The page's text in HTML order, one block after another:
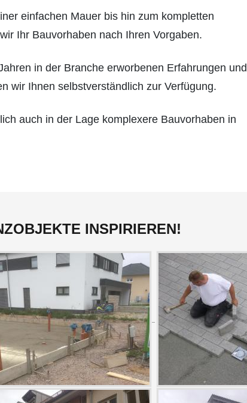
einfachen Mauer bis hin zum kompletten
Ihr Bauvorhaben nach Ihren Vorgaben.
in der Branche erworbenen Erfahrungen und
wir Ihnen selbstverständlich zur Verfügung.
auch in der Lage komplexere Bauvorhaben in
INSPIRIEREN!